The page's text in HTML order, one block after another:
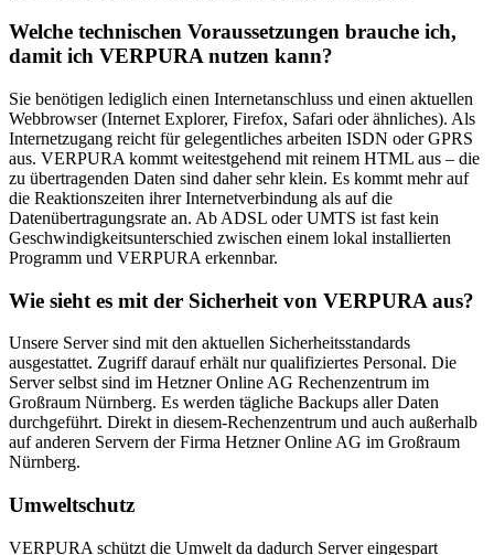
Welche technischen Voraussetzungen brauche ich,
damit ich VERPURA nutzen kann?
Sie benötigen lediglich einen Internetanschluss und einen aktuellen
Webbrowser (Internet Explorer, Firefox, Safari oder ähnliches). Als
Internetzugang reicht für gelegentliches arbeiten ISDN oder GPRS
aus. VERPURA kommt weitestgehend mit reinem HTML aus – die
zu übertragenden Daten sind daher sehr klein. Es kommt mehr auf
die Reaktionszeiten ihrer Internetverbindung als auf die
Datenübertragungsrate an. Ab ADSL oder UMTS ist fast kein
Geschwindigkeitsunterschied zwischen einem lokal installierten
Programm und VERPURA erkennbar.
Wie sieht es mit der Sicherheit von VERPURA aus?
Unsere Server sind mit den aktuellen Sicherheitsstandards
ausgestattet. Zugriff darauf erhält nur qualifiziertes Personal. Die
Server selbst sind im Hetzner Online AG Rechenzentrum im
Großraum Nürnberg. Es werden tägliche Backups aller Daten
durchgeführt. Direkt in diesem-Rechenzentrum und auch außerhalb
auf anderen Servern der Firma Hetzner Online AG im Großraum
Nürnberg.
Umweltschutz
VERPURA schützt die Umwelt da dadurch Server eingespart